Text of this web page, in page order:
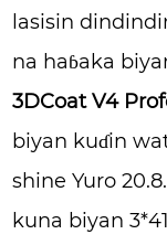
lasisin
na haɓaka
3DCoat V4
biyan kuɗin
shine Yuro
kuna biyan